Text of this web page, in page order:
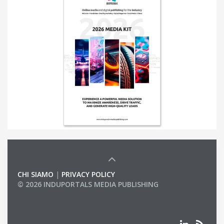
CHI SIAMO | PRIVACY POLICY
© 2026 INDUPORTALS MEDIA PUBLISHING